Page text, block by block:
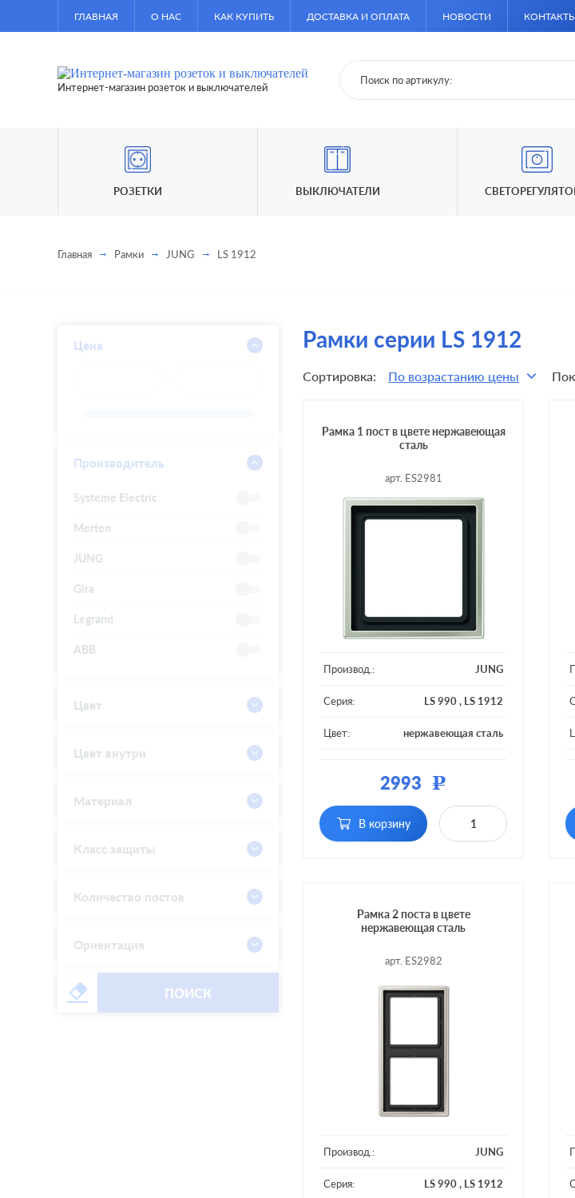
ГЛАВНАЯ О НАС КАК КУПИТЬ ДОСТАВКА И ОПЛАТА НОВОСТИ
Интернет-магазин розеток и выключателей
РОЗЕТКИ ВЫКЛЮЧАТЕЛИ
Главная Рамки JUNG LS 1912
Цена
Производитель
Systeme Electric
Merten
JUNG
Gira
Legrand
ABB
Цвет
Цвет внутри
Материал
Класс защиты
Количество постов
Ориентация
ПОИСК
Рамки серии LS 1912
Сортировка: По возрастанию цены
Рамка 1 пост в цвете нержавеющая
сталь
арт. ES2981
Производ.: JUNG
Серия: LS 990, LS 1912
Цвет: нержавеющая сталь
2993 Р
В корзину
Рамка 2 поста в цвете
нержавеющая сталь
арт. ES2982
Производ.: JUNG
Серия: LS 990, LS 1912